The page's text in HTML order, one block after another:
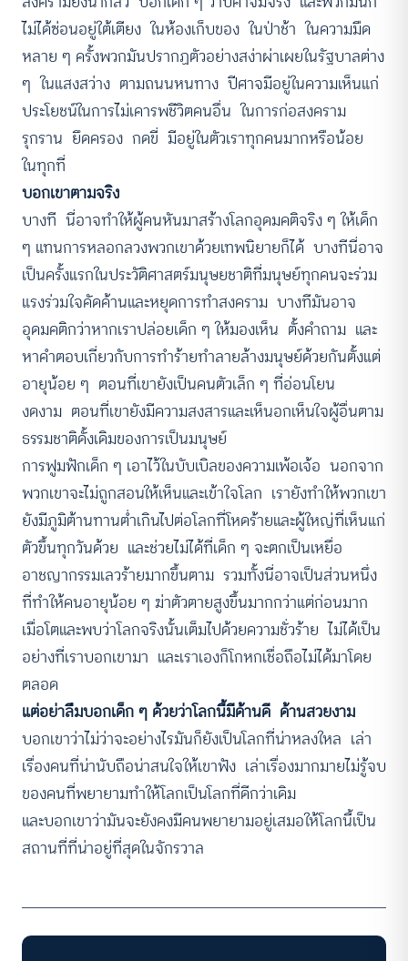
ไม่ได้ซ่อนอยู่ใต้เตียง ในห้องเก็บของ ในป่าช้า ในความมืด
หลาย ๆ ครั้งพวกมันปรากฏตัวอย่างสง่าผ่าเผยในรัฐบาลต่าง
ๆ ในแสงสว่าง ตามถนนหนทาง ปีศาจมีอยู่ในความเห็นแก่
ประโยชน์ในการไม่เคารพชีวิตคนอื่น ในการก่อสงคราม
รุกราน ยึดครอง กดขี่ มีอยู่ในตัวเราทุกคนมากหรือน้อย
ในทุกที่
บอกเขาตามจริง
บางที นี่อาจทำให้ผู้คนหันมาสร้างโลกอุดมคติจริง ๆ ให้เด็ก
ๆ แทนการหลอกลวงพวกเขาด้วยเทพนิยายก็ได้ บางทีนี่อาจ
เป็นครั้งแรกในประวัติศาสตร์มนุษยชาติที่มนุษย์ทุกคนจะร่วม
แรงร่วมใจคัดค้านและหยุดการทำสงคราม บางทีมันอาจ
อุดมคติกว่าหากเราปล่อยเด็ก ๆ ให้มองเห็น ตั้งคำถาม และ
หาคำตอบเกี่ยวกับการทำร้ายทำลายล้างมนุษย์ด้วยกันตั้งแต่
อายุน้อย ๆ ตอนที่เขายังเป็นคนตัวเล็ก ๆ ที่อ่อนโยน
งดงาม ตอนที่เขายังมีความสงสารและเห็นอกเห็นใจผู้อื่นตาม
ธรรมชาติดั้งเดิมของการเป็นมนุษย์
การฟูมฟักเด็ก ๆ เอาไว้ในบับเบิลของความเพ้อเจ้อ นอกจาก
พวกเขาจะไม่ถูกสอนให้เห็นและเข้าใจโลก เรายังทำให้พวกเขา
ยังมีภูมิต้านทานต่ำเกินไปต่อโลกที่โหดร้ายและผู้ใหญ่ที่เห็นแก่
ตัวขึ้นทุกวันด้วย และช่วยไม่ได้ที่เด็ก ๆ จะตกเป็นเหยื่อ
อาชญากรรมเลวร้ายมากขึ้นตาม รวมทั้งนี่อาจเป็นส่วนหนึ่ง
ที่ทำให้คนอายุน้อย ๆ ฆ่าตัวตายสูงขึ้นมากกว่าแต่ก่อนมาก
เมื่อโตและพบว่าโลกจริงนั้นเต็มไปด้วยความชั่วร้าย ไม่ได้เป็น
อย่างที่เราบอกเขามา และเราเองก็โกหกเชื่อถือไม่ได้มาโดย
ตลอด
แต่อย่าลืมบอกเด็ก ๆ ด้วยว่าโลกนี้มีด้านดี ด้านสวยงาม
บอกเขาว่าไม่ว่าจะอย่างไรมันก็ยังเป็นโลกที่น่าหลงใหล เล่า
เรื่องคนที่น่านับถือน่าสนใจให้เขาฟัง เล่าเรื่องมากมายไม่รู้จบ
ของคนที่พยายามทำให้โลกเป็นโลกที่ดีกว่าเดิม
และบอกเขาว่ามันจะยังคงมีคนพยายามอยู่เสมอให้โลกนี้เป็น
สถานที่ที่น่าอยู่ที่สุดในจักรวาล